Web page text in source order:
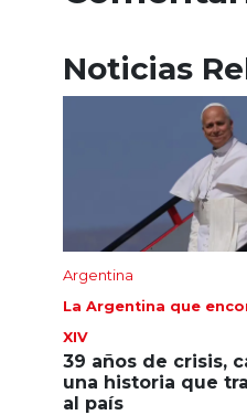
Noticias
Argentina
La Argentina que
XIV
39 años de crisis,
una historia que
al país